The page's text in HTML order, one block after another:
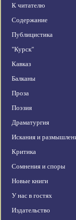
К читателю
Содержание
Публицистика
"Курск"
Кавказ
Балканы
Проза
Поэзия
Драматургия
Искания и
Критика
Сомнения и споры
Новые книги
У нас в гостях
Издательство